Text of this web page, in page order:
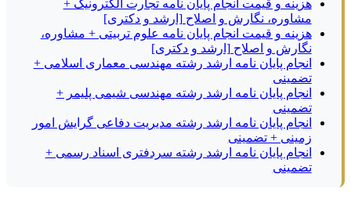
هزینه و قیمت انجام پایان نامه تجارت الکترونیک +
مشاوره، نگارش و اصلاح [ارشد و دکتری]
هزینه و قیمت انجام پایان نامه علوم تربیتی + مشاوره،
نگارش و اصلاح [ارشد و دکتری]
انجام پایان نامه ارشد رشته مهندسی معماری اسلامی +
تضمینی
انجام پایان نامه ارشد رشته مهندسی شیمی پلیمر +
تضمینی
انجام پایان نامه ارشد رشته مدیریت دفاعی گرایش امور
زمینی + تضمینی
انجام پایان نامه ارشد رشته سردفتری اسناد رسمی +
تضمینی